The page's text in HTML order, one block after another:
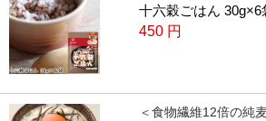
十六穀ごはん 30g×6
450 円
＜食物繊維12倍の純